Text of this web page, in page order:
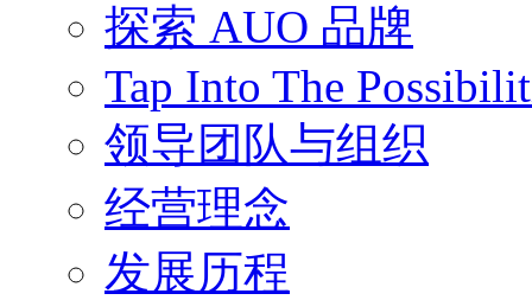
探索 AUO 品牌
Tap Into The
领导团队与组织
经营理念
发展历程